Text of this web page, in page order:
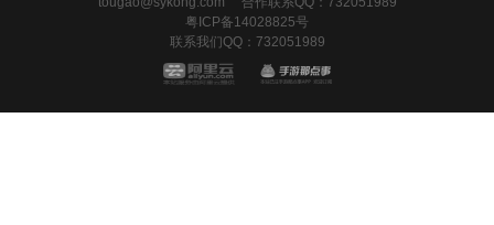
粤ICP备14028825号
联系我们QQ：732051989